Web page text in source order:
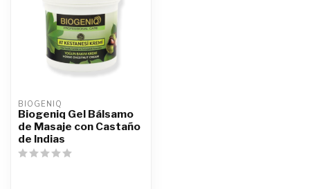
BIOGENIQ
Biogeniq Gel Bálsamo
de Masaje con Castaño
de Indias